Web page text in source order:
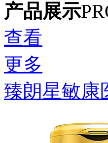
产品展示
查看
更多
臻朗星敏康